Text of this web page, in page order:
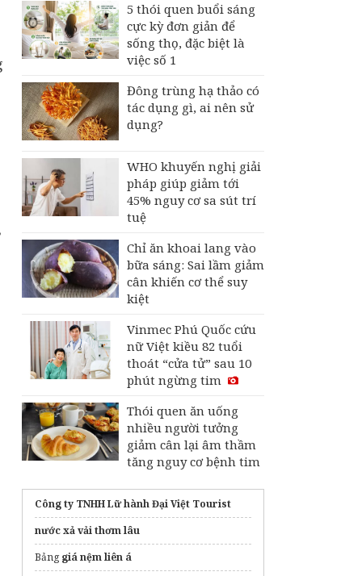
không nhỏ đến đời
sống
5 thói quen buổi sáng
cực kỳ đơn giản để
sống thọ, đặc biệt là
việc số 1
Đông trùng hạ thảo có
tác dụng gì, ai nên sử
dụng?
WHO khuyến nghị giải
pháp giúp giảm tới
45% nguy cơ sa sút trí
tuệ
Chỉ ăn khoai lang vào
bữa sáng: Sai lầm giảm
cân khiến cơ thể suy
kiệt
Vinmec Phú Quốc cứu
nữ Việt kiều 82 tuổi
thoát “cửa tử” sau 10
phút ngừng tim
Thói quen ăn uống
nhiều người tưởng
giảm cân lại âm thầm
tăng nguy cơ bệnh tim
Công ty TNHH Lữ hành Đại Việt Tourist
nước xả vải thơm lâu
Bảnggiá nệm liên á